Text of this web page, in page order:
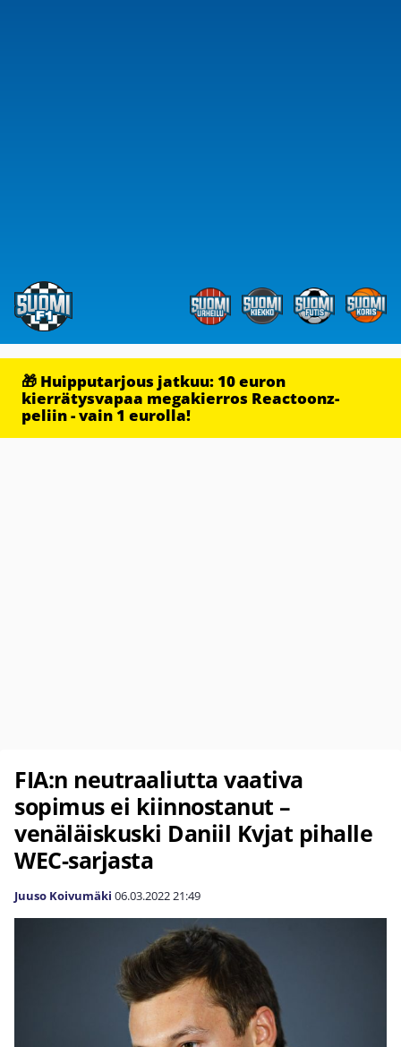
🎁 Huipputarjous jatkuu: 10 euron
kierrätysvapaa megakierros Reactoonz-
peliin - vain 1 eurolla!
FIA:n neutraaliutta vaativa
sopimus ei kiinnostanut –
venäläiskuski Daniil Kvjat pihalle
WEC-sarjasta
Juuso Koivumäki 06.03.202221:49